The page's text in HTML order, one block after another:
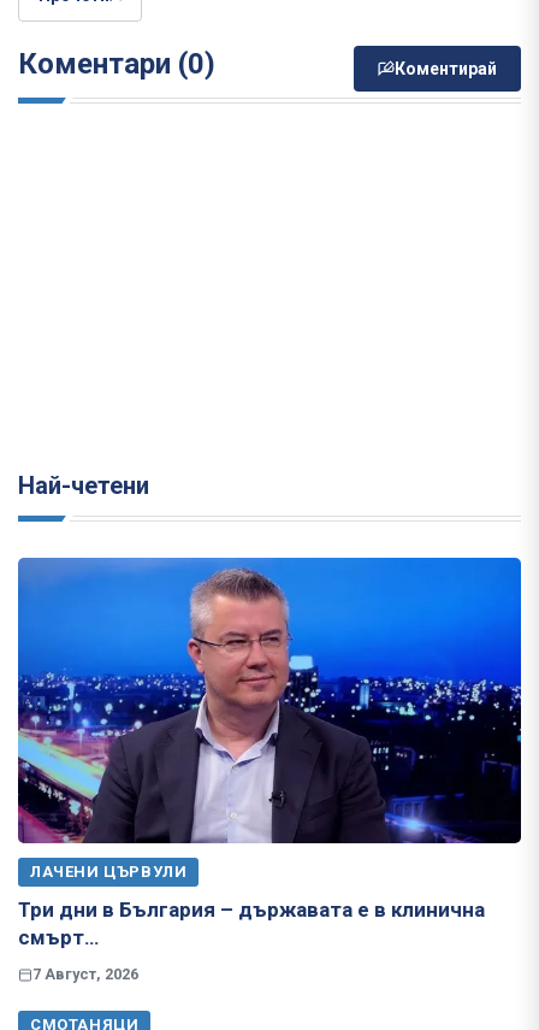
Коментари (0) Коментирай
Най-четени
ЛАЧЕНИ ЦЪРВУЛИ
Три дни в България – държавата е в клинична
смърт…
7 Август, 2026
СМОТАНЯЦИ